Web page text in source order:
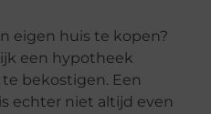
eigen huis te kopen?
een hypotheek
bekostigen. Een
echter niet altijd even